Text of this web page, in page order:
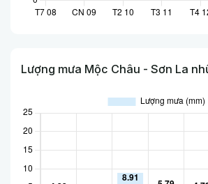
Lượng mưa Mộc Châu - Sơn La